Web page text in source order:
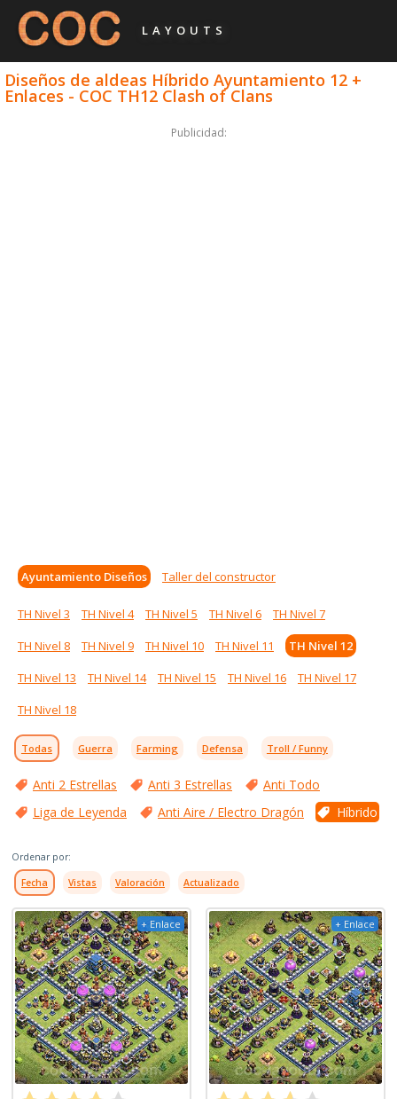
LAYOUTS
Diseños de aldeas Híbrido Ayuntamiento 12 +
Enlaces - COC TH12 Clash of Clans
Publicidad:
Ayuntamiento Diseños Taller del constructor
TH Nivel 3 TH Nivel 4 TH Nivel 5 TH Nivel 6
TH Nivel 7
TH Nivel 8
TH Nivel 9 TH Nivel 10 TH Nivel 11
TH Nivel 12
TH Nivel 13
TH Nivel 14 TH Nivel 15 TH Nivel 16
TH Nivel 17
TH Nivel 18
Todas Guerra Farming Defensa Troll / Funny
Anti 2 Estrellas Anti 3 Estrellas
Anti Todo
Liga de Leyenda
Anti Aire / Electro Dragón Híbrido
Ordenar por:
Fecha Vistas Valoración Actualizado
+ Enlace + Enlace